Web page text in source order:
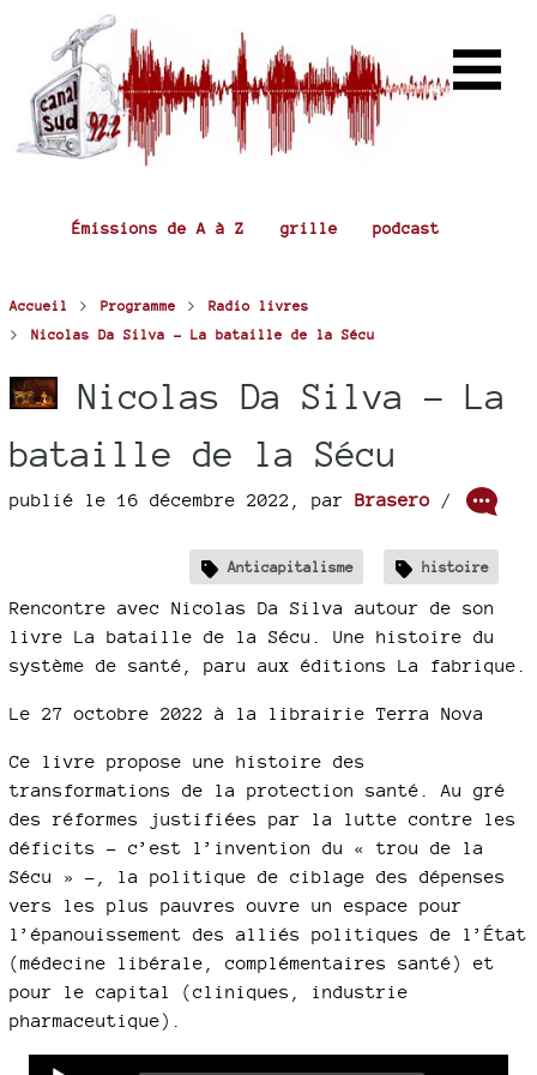
Émissions de A à Z grille podcast
Accueil > Programme > Radio livres
> Nicolas Da Silva - La bataille de la Sécu
Nicolas Da Silva - La
bataille de la Sécu
publié le 16 décembre 2022 par Brasero /
Anticapitalisme histoire
Rencontre avec Nicolas Da Silva autour de son
livre La bataille de la Sécu. Une histoire du
système de santé, paru aux éditions La fabrique.
Le 27 octobre 2022 à la librairie Terra Nova
Ce livre propose une histoire des
transformations de la protection santé. Au gré
des réformes justifiées par la lutte contre les
déficits – c’est l’invention du « trou de la
Sécu » –, la politique de ciblage des dépenses
vers les plus pauvres ouvre un espace pour
l’épanouissement des alliés politiques de l’État
(médecine libérale, complémentaires santé) et
pour le capital (cliniques, industrie
pharmaceutique).